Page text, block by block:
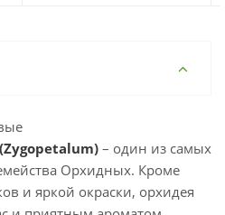
– один из самых
Орхидных. Кроме
и яркой окраски, орхидея